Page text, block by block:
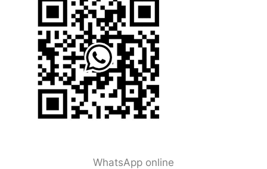
WhatsApp online